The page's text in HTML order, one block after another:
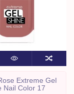
Extreme Gel
Nail Color 17